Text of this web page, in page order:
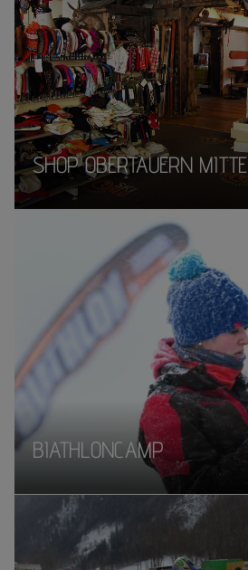
SHOP OBERTAUERN MITTE
BIATHLONCAMP